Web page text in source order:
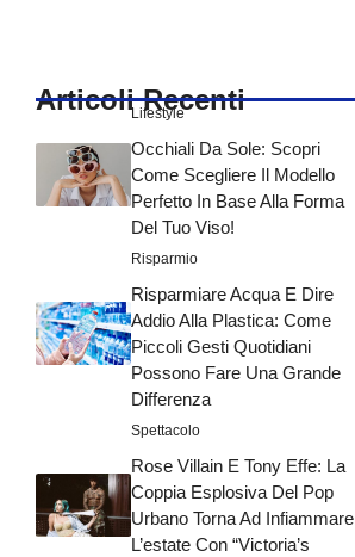
Articoli Recenti
Lifestyle
Occhiali Da Sole: Scopri
Come Scegliere Il Modello
Perfetto In Base Alla Forma
Del Tuo Viso!
Risparmio
Risparmiare Acqua E Dire
Addio Alla Plastica: Come
Piccoli Gesti Quotidiani
Possono Fare Una Grande
Differenza
Spettacolo
Rose Villain E Tony Effe: La
Coppia Esplosiva Del Pop
Urbano Torna Ad Infiammare
L’estate Con “Victoria’s